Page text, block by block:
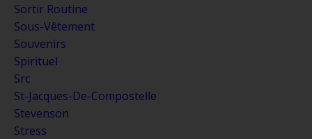
Sortir Routine
Sous-Vêtement
Souvenirs
Spirituel
Src
St-Jacques-De-Compostelle
Stevenson
Stress